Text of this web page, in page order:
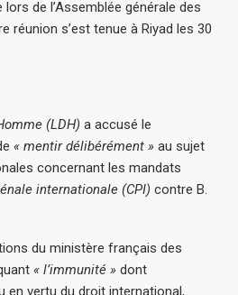
de l’Assemblée générale des
réunion s’est tenue à Riyad les 30
(LDH) a accusé le
« mentir délibérément » au sujet
concernant les mandats
internationale (CPI) contre B.
du ministère français des
« l’immunité » dont
en vertu du droit international,